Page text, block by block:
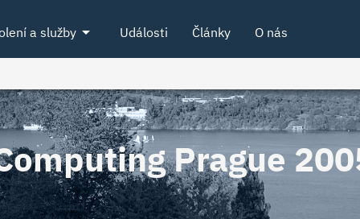
a službyarrow_drop_down Události Články O nás
Prague